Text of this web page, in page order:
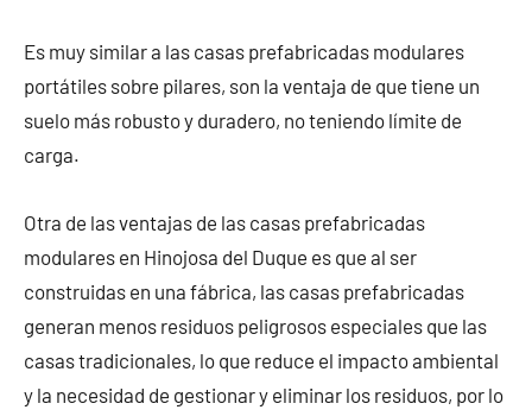
Es muy similar a las casas prefabricadas modulares
portátiles sobre pilares, son la ventaja de que tiene un
suelo más robusto y duradero, no teniendo límite de
carga.
Otra de las ventajas de las casas prefabricadas
modulares en Hinojosa del Duque es que al ser
construidas en una fábrica, las casas prefabricadas
generan menos residuos peligrosos especiales que las
casas tradicionales, lo que reduce el impacto ambiental
y la necesidad de gestionar y eliminar los residuos, por lo